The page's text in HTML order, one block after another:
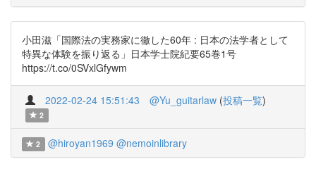
小田滋「国際法の実務家に徹した60年 : 日本の法学者として
特異な体験を振り返る」日本学士院紀要65巻1号
https://t.co/0SVxlGfywm
2022-02-24 15:51:43 @Yu_guitarlaw (投稿一覧)
2
2 @hiroyan1969 @nemoinlibrary